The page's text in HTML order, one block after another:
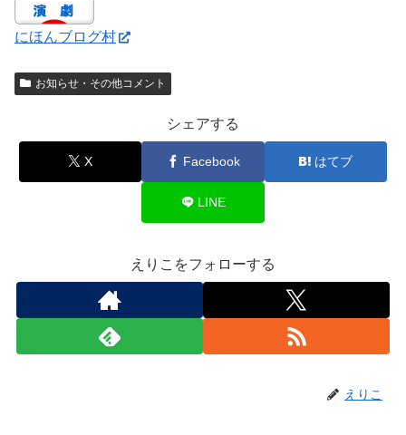
にほんブログ村
お知らせ・その他コメント
シェアする
X Facebook はてブ
LINE
えりこをフォローする
えりこ